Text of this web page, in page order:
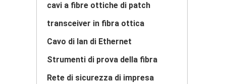
cavi a fibre ottiche di patch
transceiver in fibra ottica
Cavo di lan di Ethernet
Strumenti di prova della fibra
Rete di sicurezza di impresa